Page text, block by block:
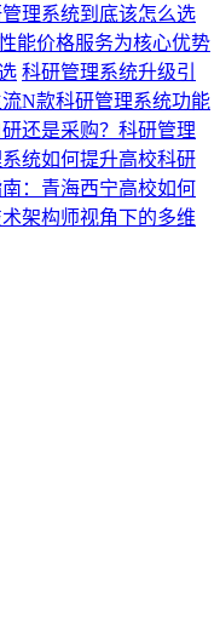
理系统到底该怎么选
能价格服务为核心优势
科研管理系统升级引
流N款科研管理系统功能
研还是采购？科研管理
统如何提升高校科研
：青海西宁高校如何
架构师视角下的多维